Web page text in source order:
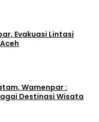
Evakuasi Lintasi
Wamenpar :
Destinasi Wisata